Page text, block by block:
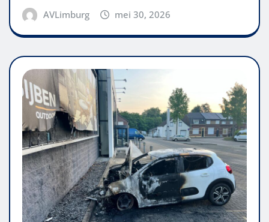
AVLimburg mei 30, 2026